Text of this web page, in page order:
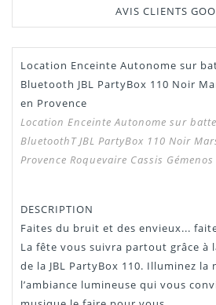
AVIS CLIENTS
Manuel /
Notice
Télécharger Dans
"Téléchargement"
Location Enceinte Autonome sur
Bluetooth JBL PartyBox 110 Noir
en Provence
Location Enceinte Autonome sur
BluetoothT JBL PartyBox 110 Noir
Provence Roquevaire Cassis
DESCRIPTION
Faites du bruit et des envieux...
La fête vous suivra partout grâce à
de la JBL PartyBox 110. Illuminez la
l’ambiance lumineuse qui vous